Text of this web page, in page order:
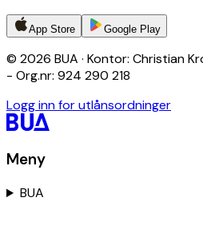
App Store Google Play
© 2026 BUA · Kontor: Christian
- Org.nr: 924 290 218
Logg inn for utlånsordninger
Meny
BUA